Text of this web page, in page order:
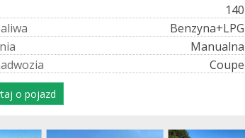
140
aliwa
Benzyna+LPG
nia
Manualna
adwozia Coupe
o pojazd